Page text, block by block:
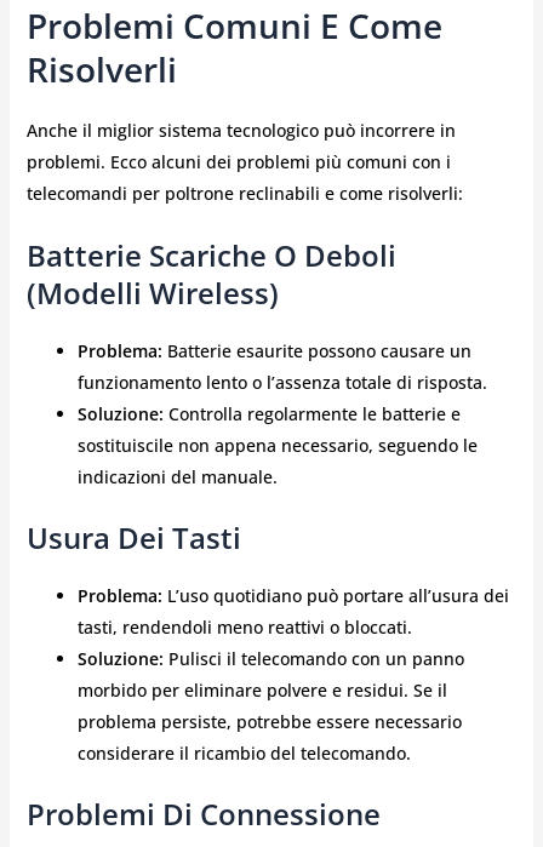
Problemi Comuni E Come
Risolverli
Anche il miglior sistema tecnologico può incorrere in
problemi. Ecco alcuni dei problemi più comuni con i
telecomandi per poltrone reclinabili e come risolverli:
Batterie Scariche O Deboli
(Modelli Wireless)
Problema: Batterie esaurite possono causare un
funzionamento lento o l’assenza totale di risposta.
Soluzione: Controlla regolarmente le batterie e
sostituiscile non appena necessario, seguendo le
indicazioni del manuale.
Usura Dei Tasti
Problema: L’uso quotidiano può portare all’usura dei
tasti, rendendoli meno reattivi o bloccati.
Soluzione: Pulisci il telecomando con un panno
morbido per eliminare polvere e residui. Se il
problema persiste, potrebbe essere necessario
considerare il ricambio del telecomando.
Problemi Di Connessione